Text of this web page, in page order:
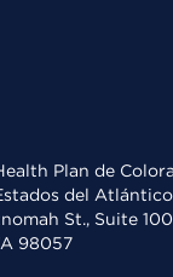
Plan de
del Atlántico
St., Suite
98057